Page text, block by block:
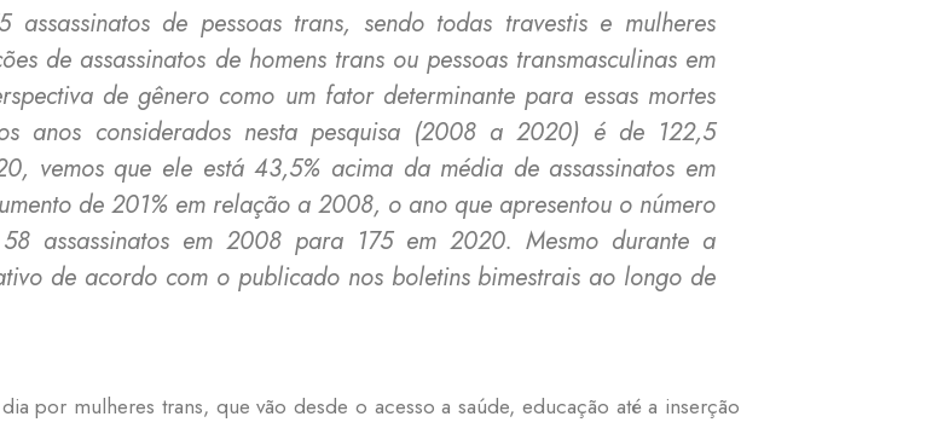
de pessoas trans, sendo todas travestis e mulheres
de assassinatos de homens trans ou pessoas transmasculinas em
de gênero como um fator determinante para essas mortes
anos considerados nesta pesquisa (2008 a 2020) é de 122,5
vemos que ele está 43,5% acima da média de assassinatos em
de 201% em relação a 2008, o ano que apresentou o número
assassinatos em 2008 para 175 em 2020. Mesmo durante a
de acordo com o publicado nos boletins bimestrais ao longo de
por mulheres trans, que vão desde o acesso a saúde, educação até a inserção